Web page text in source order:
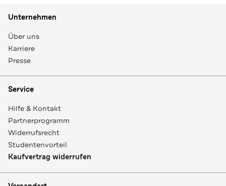
Unternehmen
Über uns
Karriere
Presse
Service
Hilfe & Kontakt
Partnerprogramm
Widerrufsrecht
Studentenvorteil
Kaufvertrag widerrufen